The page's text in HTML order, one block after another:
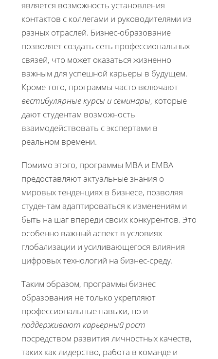
является возможность установления
контактов с коллегами и руководителями из
разных отраслей. Бизнес-образование
позволяет создать сеть профессиональных
связей, что может оказаться жизненно
важным для успешной карьеры в будущем.
Кроме того, программы часто включают
вестибулярные курсы и семинары, которые
дают студентам возможность
взаимодействовать с экспертами в
реальном времени.
Помимо этого, программы MBA и EMBA
предоставляют актуальные знания о
мировых тенденциях в бизнесе, позволяя
студентам адаптироваться к изменениям и
быть на шаг впереди своих конкурентов. Это
особенно важный аспект в условиях
глобализации и усиливающегося влияния
цифровых технологий на бизнес-среду.
Таким образом, программы бизнес
образования не только укрепляют
профессиональные навыки, но и
поддерживают карьерный рост
посредством развития личностных качеств,
таких как лидерство, работа в команде и